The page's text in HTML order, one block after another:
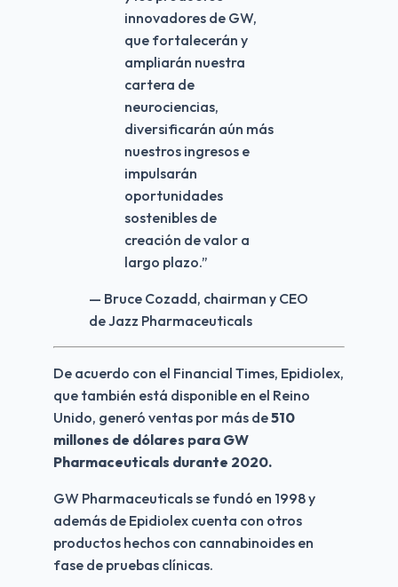
innovadores de GW,
que fortalecerán y
ampliarán nuestra
cartera de
neurociencias,
diversificarán aún más
nuestros ingresos e
impulsarán
oportunidades
sostenibles de
creación de valor a
largo plazo.”
— Bruce Cozadd, chairman y CEO
de Jazz Pharmaceuticals
De acuerdo con el Financial Times, Epidiolex,
que también está disponible en el Reino
Unido, generó ventas por más de 510
millones de dólares para GW
Pharmaceuticals durante 2020.
GW Pharmaceuticals se fundó en 1998 y
además de Epidiolex cuenta con otros
productos hechos con cannabinoides en
fase de pruebas clínicas.